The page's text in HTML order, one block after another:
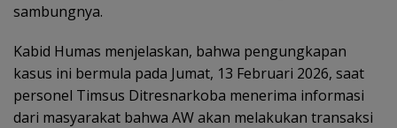
sambungnya.
Kabid Humas menjelaskan, bahwa pengungkapan
kasus ini bermula pada Jumat, 13 Februari 2026, saat
personel Timsus Ditresnarkoba menerima informasi
dari masyarakat bahwa AW akan melakukan transaksi